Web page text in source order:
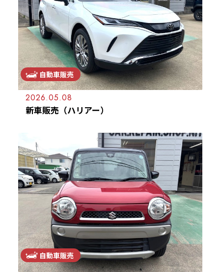
TEL 053-471-5431
お問合せ
自動車販売
2026.05.08
新車販売（ハリアー）
自動車販売